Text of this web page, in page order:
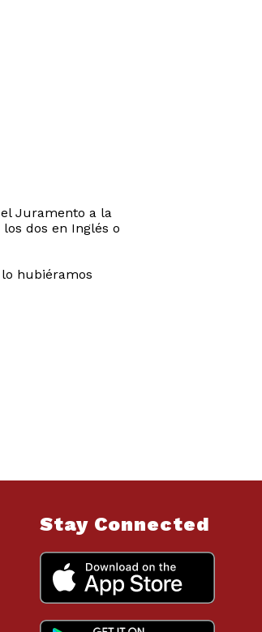
Juramento a la
dos en Inglés o
hubiéramos
Stay Connected